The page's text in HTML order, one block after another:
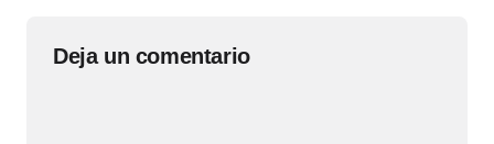
Deja un comentario